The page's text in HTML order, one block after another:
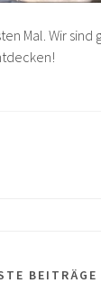
Mal. Wir
BEITRÄGE